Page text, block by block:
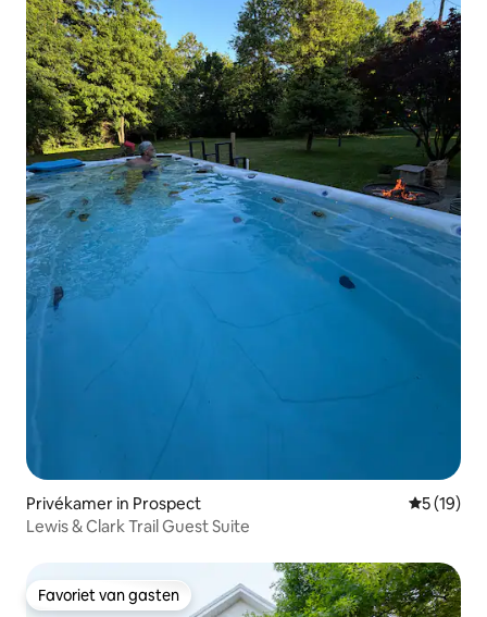
Privékamer in Prospect
5 (19)
Lewis & Clark Trail Guest Suite
Favoriet van gasten
Favoriet van gasten